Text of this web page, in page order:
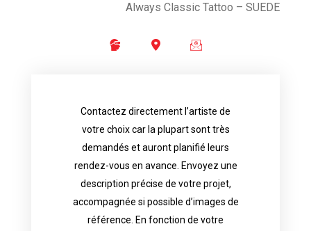
Always Classic Tattoo – SUEDE
Contactez directement l’artiste de
votre choix car la plupart sont très
demandés et auront planifié leurs
rendez-vous en avance. Envoyez une
description précise de votre projet,
accompagnée si possible d’images de
référence. En fonction de votre
appointments in advance. Send an
accurate description of your project, if
possible attached with reference
images. Depending your request, the
tattoo artist will answer to tell you his